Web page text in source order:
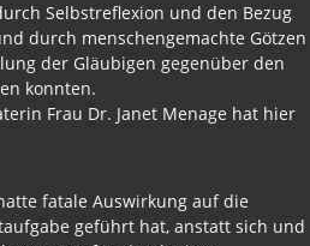
Selbstreflexion und den Bezug
durch menschengemachte Götzen
der Gläubigen gegenüber den
konnten.
Frau Dr. Janet Menage hat hier
fatale Auswirkung auf die
geführt hat, anstatt sich und